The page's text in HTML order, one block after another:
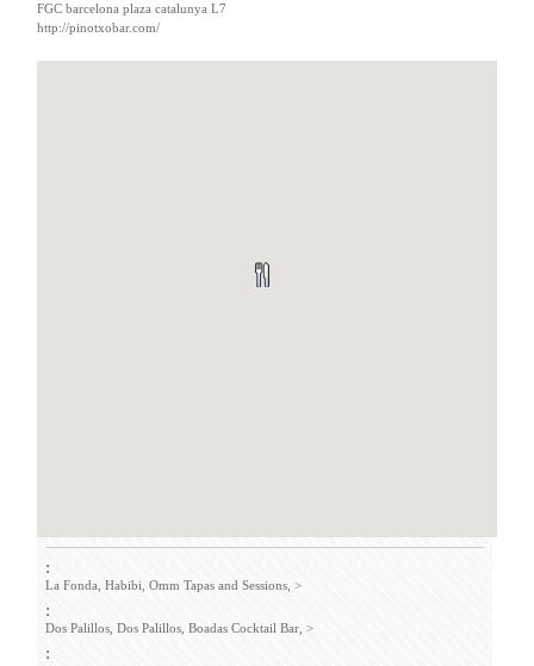
FGC barcelona plaza catalunya L7
http://pinotxobar.com/
:
La Fonda, Habibi, Omm Tapas and Sessions, >
:
Dos Palillos, Dos Palillos, Boadas Cocktail Bar, >
: